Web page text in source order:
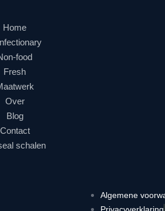
Home
food
Fresh
Over
Blog
Contact
schalen
Algemene